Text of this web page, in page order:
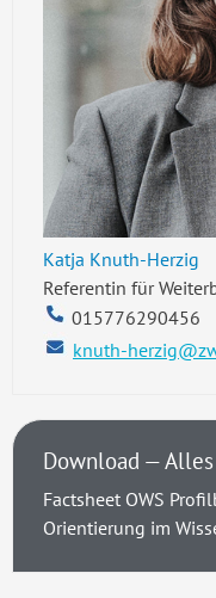
Katja Knuth-Herzig
Referentin für
015776290456
knuth-
Download —
Factsheet OWS
Orientierung im